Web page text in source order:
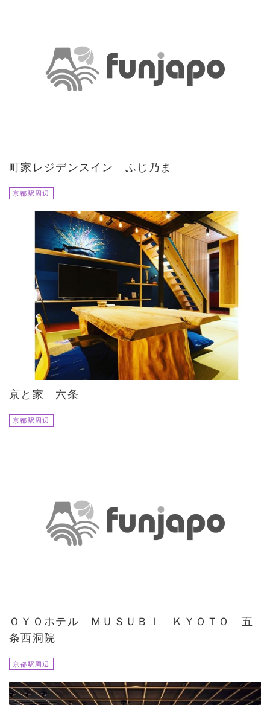
町家レジデンスイン ふじ乃ま
京都駅周辺
京と家 六条
京都駅周辺
ＯＹＯホテル ＭＵＳＵＢＩ ＫＹＯＴＯ 五
条西洞院
京都駅周辺